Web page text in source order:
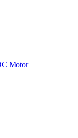
Motor